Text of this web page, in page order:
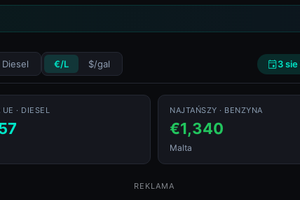
Diesel €/L $/gal 3
· DIESEL NAJTAŃSZY · BENZYNA
€1,340
Malta
REKLAMA